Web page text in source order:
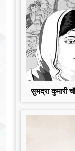
सुभद्रा कुमारी